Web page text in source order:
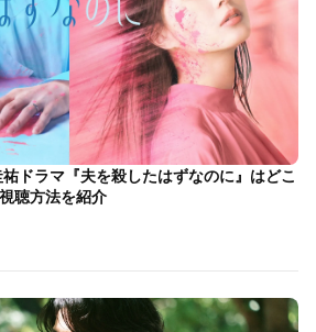
ドラマ『夫を殺したはずなのに』はどこ
聴方法を紹介